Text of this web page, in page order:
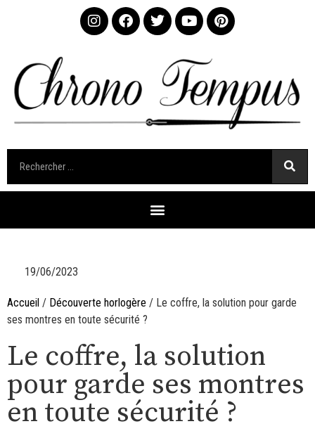
19/06/2023
Accueil / Découverte horlogère / Le coffre, la solution pour garde
ses montres en toute sécurité ?
Le coffre, la solution
pour garde ses montres
en toute sécurité ?